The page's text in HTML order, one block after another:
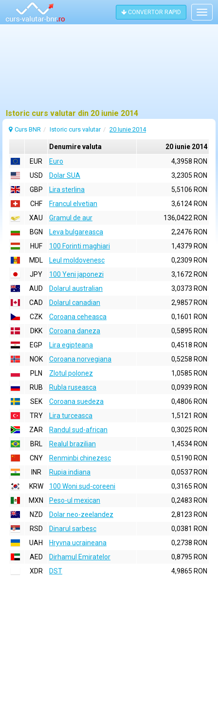
CONVERTOR RAPID
Istoric curs valutar din 20 iunie 2014
Curs BNR Istoric curs valutar 20 Iunie 2014
Denumire valuta
20 iunie 2014
EUR
Euro
4,3958 RON
USD
Dolar SUA
3,2305 RON
GBP
Lira sterlina
5,5106 RON
CHF
Francul elvetian
3,6124 RON
XAU
Gramul de aur
136,0422 RON
BGN
Leva bulgareasca
2,2476 RON
HUF
100 Forinti maghiari
1,4379 RON
MDL
Leul moldovenesc
0,2309 RON
JPY
100 Yeni japonezi
3,1672 RON
AUD
Dolarul australian
3,0373 RON
CAD
Dolarul canadian
2,9857 RON
CZK
Coroana ceheasca
0,1601 RON
DKK
Coroana daneza
0,5895 RON
EGP
Lira egipteana
0,4518 RON
NOK
Coroana norvegiana
0,5258 RON
PLN
Zlotul polonez
1,0585 RON
RUB
Rubla ruseasca
0,0939 RON
SEK
Coroana suedeza
0,4806 RON
TRY
Lira turceasca
1,5121 RON
ZAR
Randul sud-african
0,3025 RON
BRL
Realul brazilian
1,4534 RON
CNY
Renminbi chinezesc
0,5190 RON
INR
Rupia indiana
0,0537 RON
KRW
100 Woni sud-coreeni
0,3165 RON
MXN
Peso-ul mexican
0,2483 RON
NZD
Dolar neo-zeelandez
2,8123 RON
RSD
Dinarul sarbesc
0,0381 RON
UAH
Hryvna ucraineana
0,2738 RON
AED
Dirhamul Emiratelor
0,8795 RON
XDR
DST 4,9865 RON